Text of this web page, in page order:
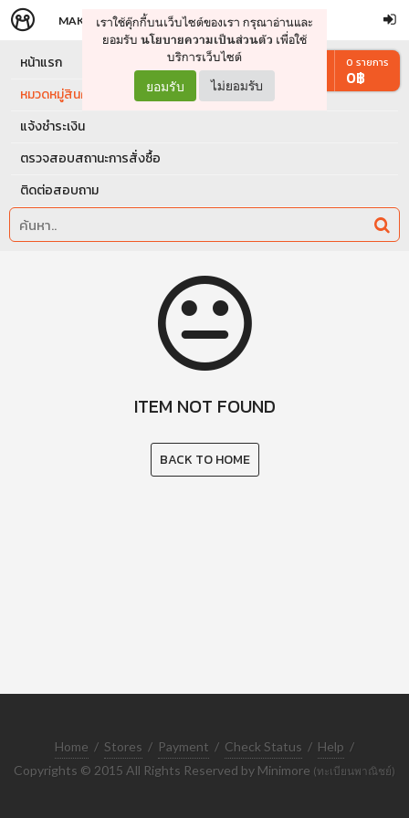
จัดการรถเข็น ดำเนินการต่อ
MAKERS STORE
เราใช้คุ๊กกี้บนเว็บไซต์ของเรา กรุณาอ่านและ
ยอมรับ นโยบายความเป็นส่วนตัว เพื่อใช้
บริการเว็บไซต์
ยอมรับ ไม่ยอมรับ
หน้าแรก
หมวดหมู่สินค้า
แจ้งชำระเงิน
ตรวจสอบสถานะการสั่งซื้อ
ติดต่อสอบถาม
0 รายการ
0฿
ITEM NOT FOUND
BACK TO HOME
Home / Stores / Payment / Check Status / Help /
Copyrights © 2015 All Rights Reserved by Minimore (ทะเบียนพาณิชย์)